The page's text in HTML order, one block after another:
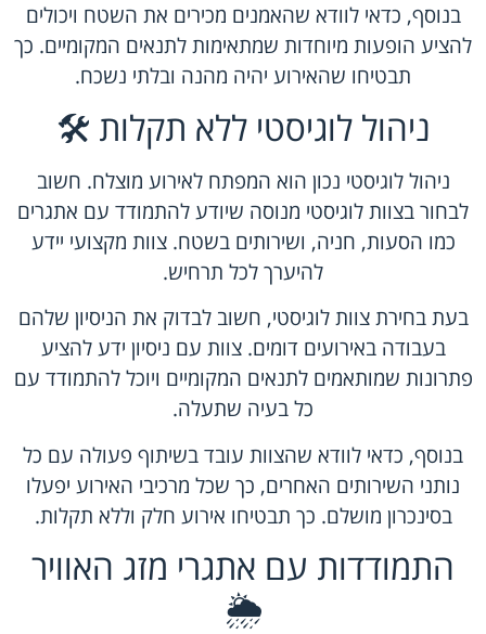
בנוסף, כדאי לוודא שהאמנים מכירים את השטח ויכולים
להציע הופעות מיוחדות שמתאימות לתנאים המקומיים. כך
תבטיחו שהאירוע יהיה מהנה ובלתי נשכח.
ניהול לוגיסטי ללא תקלות 🛠️
ניהול לוגיסטי נכון הוא המפתח לאירוע מוצלח. חשוב
לבחור בצוות לוגיסטי מנוסה שיודע להתמודד עם אתגרים
כמו הסעות, חניה, ושירותים בשטח. צוות מקצועי יידע
להיערך לכל תרחיש.
בעת בחירת צוות לוגיסטי, חשוב לבדוק את הניסיון שלהם
בעבודה באירועים דומים. צוות עם ניסיון ידע להציע
פתרונות שמותאמים לתנאים המקומיים ויוכל להתמודד עם
כל בעיה שתעלה.
בנוסף, כדאי לוודא שהצוות עובד בשיתוף פעולה עם כל
נותני השירותים האחרים, כך שכל מרכיבי האירוע יפעלו
בסינכרון מושלם. כך תבטיחו אירוע חלק וללא תקלות.
התמודדות עם אתגרי מזג האוויר
🌦️